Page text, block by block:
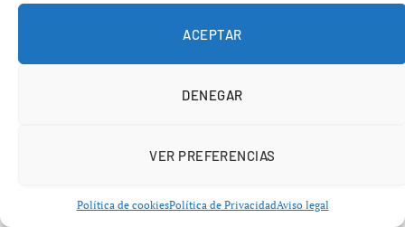
ACEPTAR
DENEGAR
VER PREFERENCIAS
Política de cookiesPolítica de PrivacidadAviso legal
El temor se extendió rápidamente a WhatsApp, una
plataforma que siempre ha vendido su imagen pública
cifrado de extremo a extremo
justamente lo contrario: máxima privacidad.
Según la empresa, el nuevo chat incógnito permitirá